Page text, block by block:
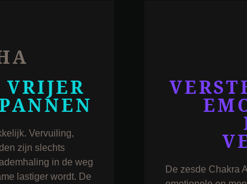
Vervuiling,
zijn slechts
in de weg
lastiger wordt. De
De zesde Chakra